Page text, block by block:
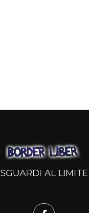
SGUARDI AL LIMITE